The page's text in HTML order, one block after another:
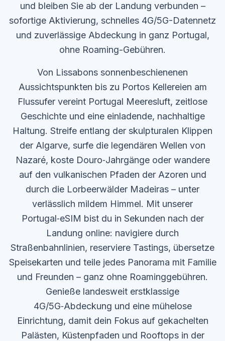
und bleiben Sie ab der Landung verbunden –
sofortige Aktivierung, schnelles 4G/5G-Datennetz
und zuverlässige Abdeckung in ganz Portugal,
ohne Roaming-Gebühren.
Von Lissabons sonnenbeschienenen
Aussichtspunkten bis zu Portos Kellereien am
Flussufer vereint Portugal Meeresluft, zeitlose
Geschichte und eine einladende, nachhaltige
Haltung. Streife entlang der skulpturalen Klippen
der Algarve, surfe die legendären Wellen von
Nazaré, koste Douro‑Jahrgänge oder wandere
auf den vulkanischen Pfaden der Azoren und
durch die Lorbeerwälder Madeiras – unter
verlässlich mildem Himmel. Mit unserer
Portugal‑eSIM bist du in Sekunden nach der
Landung online: navigiere durch
Straßenbahnlinien, reserviere Tastings, übersetze
Speisekarten und teile jedes Panorama mit Familie
und Freunden – ganz ohne Roaminggebühren.
Genieße landesweit erstklassige
4G/5G‑Abdeckung und eine mühelose
Einrichtung, damit dein Fokus auf gekachelten
Palästen, Küstenpfaden und Rooftops in der